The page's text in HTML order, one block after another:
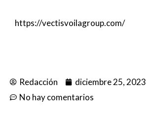
https://vectisvoilagroup.com/
Redacción diciembre 25, 2023
No hay comentarios